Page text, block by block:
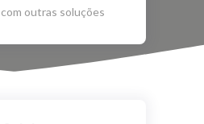
com outras soluções